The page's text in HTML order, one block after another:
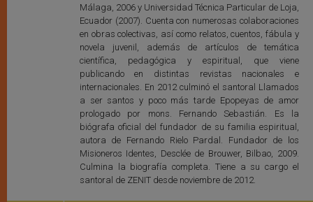
Málaga, 2006 y Universidad Técnica Particular de Loja,
Ecuador (2007). Cuenta con numerosas colaboraciones
en obras colectivas, así como relatos, cuentos, fábula y
novela juvenil, además de artículos de temática
científica, pedagógica y espiritual, que viene
publicando en distintas revistas nacionales e
internacionales. En 2012 culminó el santoral Llamados
a ser santos y poco más tarde Epopeyas de amor
prologado por mons. Fernando Sebastián. Es la
biógrafa oficial del fundador de su familia espiritual,
autora de Fernando Rielo Pardal. Fundador de los
Misioneros Identes, Desclée de Brouwer, Bilbao, 2009.
Culmina la biografía completa. Tiene a su cargo el
santoral de ZENIT desde noviembre de 2012.